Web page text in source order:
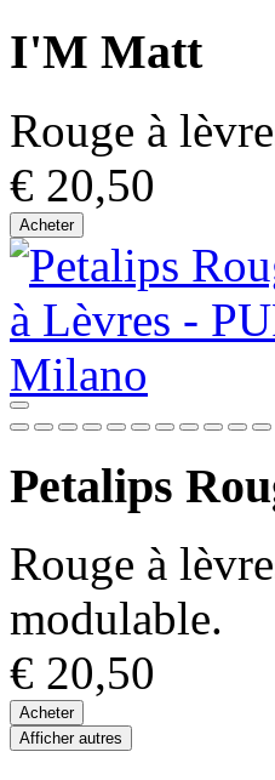
I'M Matt
Rouge à
€ 20,50
Acheter
Petalips
Rouge à
modulable.
€ 20,50
Acheter
Afficher autres